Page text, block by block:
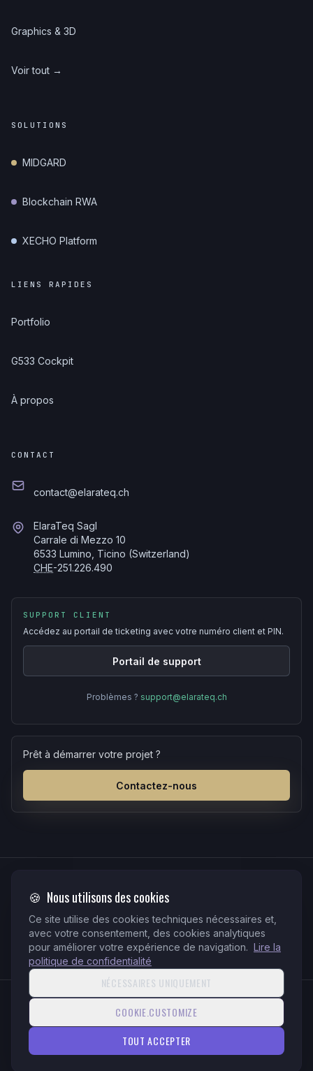
Graphics & 3D
Voir tout →
SOLUTIONS
MIDGARD
Blockchain RWA
XECHO Platform
LIENS RAPIDES
Portfolio
G533 Cockpit
À propos
CONTACT
contact@elarateq.ch
ElaraTeq Sagl
Carrale di Mezzo 10
6533 Lumino, Ticino (Switzerland)
CHE-251.226.490
SUPPORT CLIENT
Accédez au portail de ticketing avec votre numéro client et PIN.
Portail de support
Problèmes ? support@elarateq.ch
Prêt à démarrer votre projet ?
Contactez-nous
QR-bill Stripe
PayPal Virement
QR-facture suisse conforme · Stripe intégré sur tous les verticaux et
solutions
Politique de confidentialitéConditions d'utilisation
🍪 Nous utilisons des cookies
Ce site utilise des cookies techniques nécessaires et,
avec votre consentement, des cookies analytiques
pour améliorer votre expérience de navigation. Lire la
politique de confidentialité
NÉCESSAIRES UNIQUEMENT
COOKIE.CUSTOMIZE
TOUT ACCEPTER